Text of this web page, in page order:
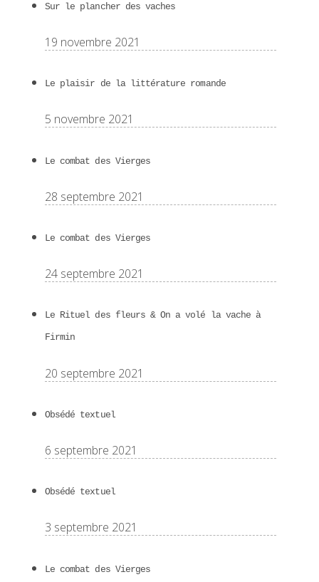
Sur le plancher des vaches
19 novembre 2021
Le plaisir de la littérature romande
5 novembre 2021
Le combat des Vierges
28 septembre 2021
Le combat des Vierges
24 septembre 2021
Le Rituel des fleurs & On a volé la vache à
Firmin
20 septembre 2021
Obsédé textuel
6 septembre 2021
Obsédé textuel
3 septembre 2021
Le combat des Vierges